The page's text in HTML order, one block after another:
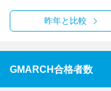
昨年と比較
GMARCH合格者数